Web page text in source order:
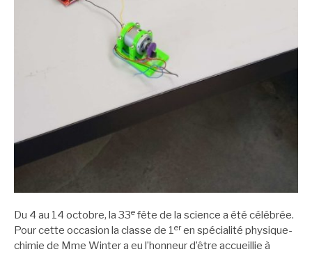
Du 4 au 14 octobre, la 33e fête de la science a été célébrée.
Pour cette occasion la classe de 1eren spécialité physique-
chimie de Mme Winter a eu l’honneur d’être accueillie à